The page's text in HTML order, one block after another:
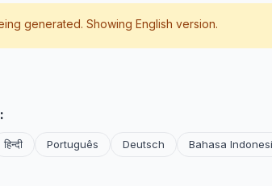
generated. Showing English version.
हिन्दी Português Deutsch Bahasa